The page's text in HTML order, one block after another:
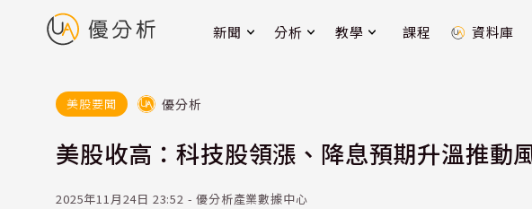
新聞 分析 教學 課程 資料庫
美股要聞 優分析
美股收高：科技股領漲、降息預期升溫推動
2025年11月24日 23:52 - 優分析產業數據中心